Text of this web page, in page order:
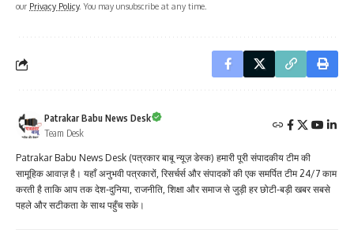
our Privacy Policy. You may unsubscribe at any time.
Patrakar Babu News Desk
Team Desk
Patrakar Babu News Desk (पत्रकार बाबू न्यूज़ डेस्क) हमारी पूरी संपादकीय टीम की
सामूहिक आवाज़ है। यहाँ अनुभवी पत्रकारों, रिसर्चर्स और संपादकों की एक समर्पित टीम 24/7 काम
करती है ताकि आप तक देश-दुनिया, राजनीति, शिक्षा और समाज से जुड़ी हर छोटी-बड़ी खबर सबसे
पहले और सटीकता के साथ पहुँच सके।